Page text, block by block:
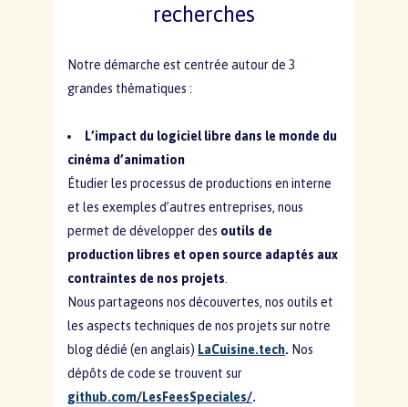
recherches
Notre démarche est centrée autour de 3
grandes thématiques :
L’impact du logiciel libre dans le monde du
cinéma d’animation
Étudier les processus de productions en interne
et les exemples d’autres entreprises, nous
permet de développer des outils de
production libres et open source adaptés aux
contraintes de nos projets
Nous partageons nos découvertes, nos outils et
les aspects techniques de nos projets sur notre
blog dédié (en anglais) LaCuisine.tech. Nos
dépôts de code se trouvent sur
github.com/LesFeesSpeciales/.